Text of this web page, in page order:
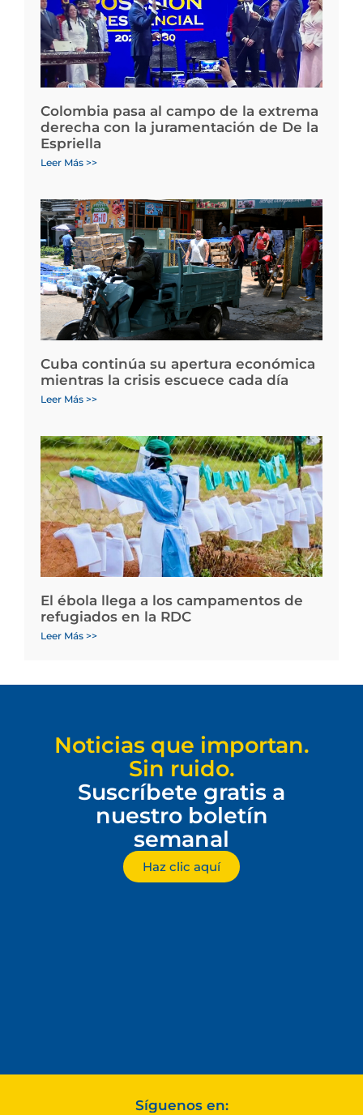
Colombia pasa al campo de la extrema
derecha con la juramentación de De la
Espriella
Leer Más >>
Cuba continúa su apertura económica
mientras la crisis escuece cada día
Leer Más >>
El ébola llega a los campamentos de
refugiados en la RDC
Leer Más >>
Noticias que importan.
Sin ruido.
Suscríbete gratis a
nuestro boletín
semanal
Haz clic aquí
Síguenos en: